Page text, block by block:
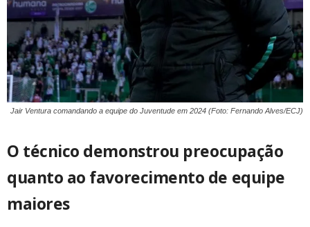
Jair Ventura comandando a equipe do Juventude em 2024 (Foto: Fernando Alves/ECJ)
O técnico demonstrou preocupação
quanto ao favorecimento de equipe
maiores